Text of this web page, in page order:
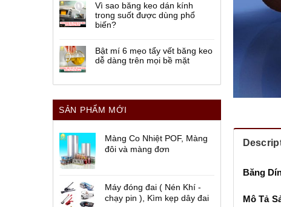
Vì sao băng keo dán kính
trong suốt được dùng phổ
biến?
Bật mí 6 mẹo tẩy vết băng keo
dễ dàng trên mọi bề mặt
SẢN PHẨM MỚI
Màng Co Nhiệt POF, Màng
đôi và màng đơn
Máy đóng đai ( Nén Khí -
chạy pin ), Kìm kẹp dây đai
Băng
Mô Tả